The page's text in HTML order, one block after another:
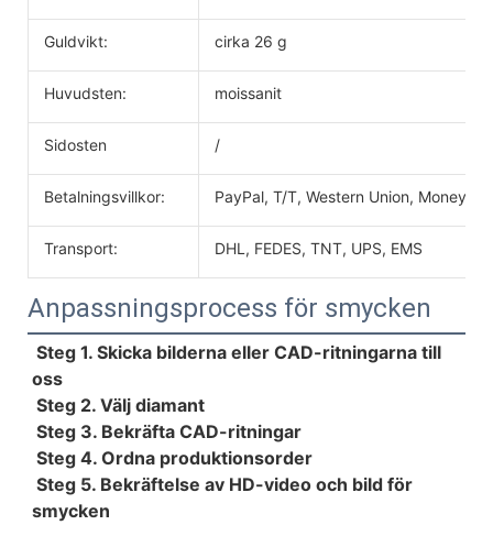
Guldvikt: cirka 26 g
Huvudsten: moissanit
Sidosten /
Betalningsvillkor: PayPal, T/T, Western Union,
Transport: DHL, FEDES, TNT, UPS, EMS
Anpassningsprocess för smycken
Steg 1. Skicka bilderna eller CAD-ritningarna till
oss
Steg 2. Välj diamant
Steg 3. Bekräfta CAD-ritningar
Steg 4. Ordna produktionsorder
smycken